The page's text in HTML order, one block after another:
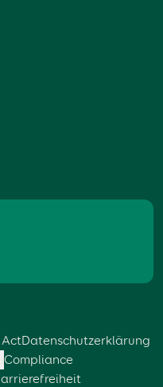
Datenschutzerklärung
Compliance